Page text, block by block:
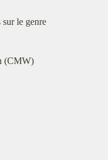
sur le genre
(CMW)